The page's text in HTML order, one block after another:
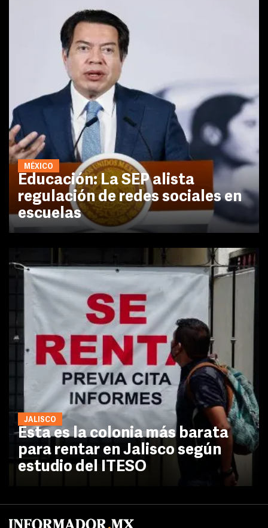
MÉXICO
Educación: La SEP alista
regulación de redes sociales en
escuelas
JALISCO
Esta es la colonia más barata
para rentar en Jalisco según
estudio del ITESO